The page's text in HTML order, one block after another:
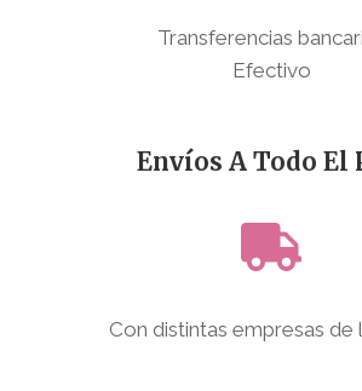
Transferencias
Efectivo
Envíos A Todo El
Con distintas empresas de